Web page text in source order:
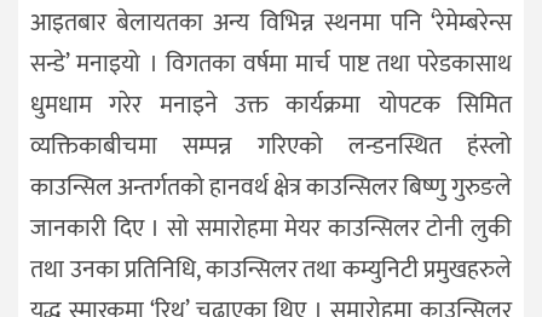
आइतबार बेलायतका अन्य विभिन्न स्थनमा पनि ‘रेमेम्बरेन्स
सन्डे’ मनाइयो । विगतका वर्षमा मार्च पाष्ट तथा परेडकासाथ
धुमधाम गरेर मनाइने उक्त कार्यक्रमा योपटक सिमित
व्यक्तिकाबीचमा सम्पन्न गरिएको लन्डनस्थित हंस्लो
काउन्सिल अन्तर्गतको हानवर्थ क्षेत्र काउन्सिलर बिष्णु गुरुङले
जानकारी दिए । सो समारोहमा मेयर काउन्सिलर टोनी लुकी
तथा उनका प्रतिनिधि, काउन्सिलर तथा कम्युनिटी प्रमुखहरुले